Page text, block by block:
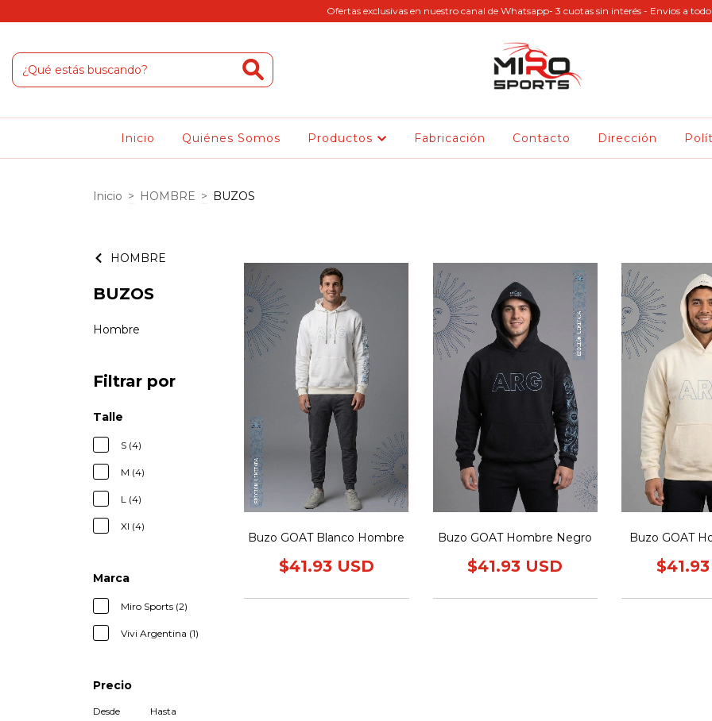
Ofertas exclusivas en nuestro canal de Whatsapp- 3 cuotas sin interés - Envios a
Inicio Quiénes Somos Productos Fabricación Contacto Dirección
Inicio > HOMBRE > BUZOS
HOMBRE
BUZOS
Hombre
Filtrar por
Talle
S (4)
M (4)
L (4)
Xl (4)
Marca
Miro Sports (2)
Vivi Argentina (1)
Precio
Desde Hasta
Buzo GOAT Blanco Hombre
$41.93 USD
Buzo GOAT Hombre Negro
$41.93 USD
Buzo GOAT